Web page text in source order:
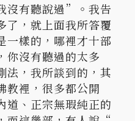
沒有聽說過”。我告
， 就上面我所答覆
樣的， 哪裡才十部
你沒有聽過的太多
法，我所談到的，其
教裡，很多都公開
道、 正宗無瑕純正的